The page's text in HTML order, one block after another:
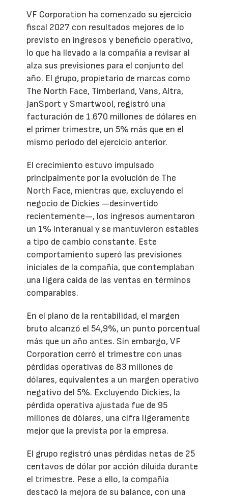
VF Corporation ha comenzado su ejercicio
fiscal 2027 con resultados mejores de lo
previsto en ingresos y beneficio operativo,
lo que ha llevado a la compañía a revisar al
alza sus previsiones para el conjunto del
año. El grupo, propietario de marcas como
The North Face, Timberland, Vans, Altra,
JanSport y Smartwool, registró una
facturación de 1.670 millones de dólares en
el primer trimestre, un 5% más que en el
mismo periodo del ejercicio anterior.
El crecimiento estuvo impulsado
principalmente por la evolución de The
North Face, mientras que, excluyendo el
negocio de Dickies —desinvertido
recientemente—, los ingresos aumentaron
un 1% interanual y se mantuvieron estables
a tipo de cambio constante. Este
comportamiento superó las previsiones
iniciales de la compañía, que contemplaban
una ligera caída de las ventas en términos
comparables.
En el plano de la rentabilidad, el margen
bruto alcanzó el 54,9%, un punto porcentual
más que un año antes. Sin embargo, VF
Corporation cerró el trimestre con unas
pérdidas operativas de 83 millones de
dólares, equivalentes a un margen operativo
negativo del 5%. Excluyendo Dickies, la
pérdida operativa ajustada fue de 95
millones de dólares, una cifra ligeramente
mejor que la prevista por la empresa.
El grupo registró unas pérdidas netas de 25
centavos de dólar por acción diluida durante
el trimestre. Pese a ello, la compañía
destacó la mejora de su balance, con una